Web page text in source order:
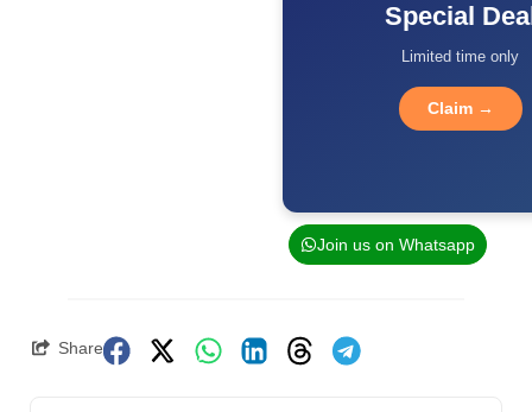
Special
Limited time only
Claim →
Join us on Whatsapp
Share